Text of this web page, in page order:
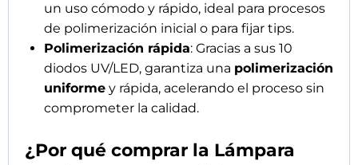
un uso cómodo y rápido, ideal para procesos
de polimerización inicial o para fijar tips.
Polimerización rápida: Gracias a sus 10
diodos UV/LED, garantiza una polimerización
uniforme y rápida, acelerando el proceso sin
comprometer la calidad.
¿Por qué comprar la Lámpara